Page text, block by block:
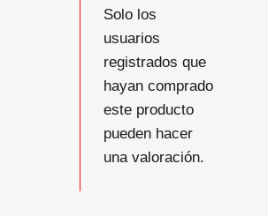
Solo los
usuarios
registrados que
hayan comprado
este producto
pueden hacer
una valoración.